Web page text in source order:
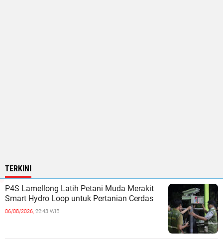
TERKINI
P4S Lamellong Latih Petani Muda Merakit
Smart Hydro Loop untuk Pertanian Cerdas
06/08/2026, 22:43 WIB